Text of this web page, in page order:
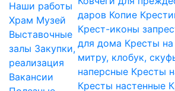
Наши работы
Храм Музей
Выставочные
залы Закупки,
реализация
Вакансии
даров Копие
Крест-иконы
для дома Кресты
митру, клобук,
наперсные Кресты
Кресты настенные